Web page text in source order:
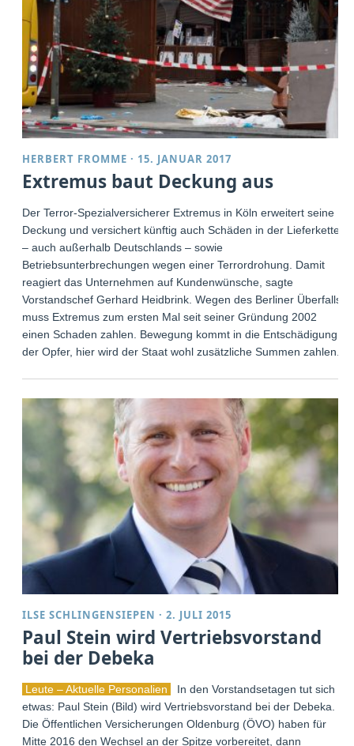
HERBERT FROMME · 15. JANUAR 2017
Extremus baut Deckung aus
Der Terror-Spezialversicherer Extremus in Köln erweitert seine
Deckung und versichert künftig auch Schäden in der Lieferkette
– auch außerhalb Deutschlands – sowie
Betriebsunterbrechungen wegen einer Terrordrohung. Damit
reagiert das Unternehmen auf Kundenwünsche, sagte
Vorstandschef Gerhard Heidbrink. Wegen des Berliner Überfalls
muss Extremus zum ersten Mal seit seiner Gründung 2002
einen Schaden zahlen. Bewegung kommt in die Entschädigung
der Opfer, hier wird der Staat wohl zusätzliche Summen zahlen.
ILSE SCHLINGENSIEPEN ·2. JULI 2015
Paul Stein wird Vertriebsvorstand
bei der Debeka
Leute – Aktuelle Personalien
In den Vorstandsetagen tut sich
etwas: Paul Stein (Bild) wird Vertriebsvorstand bei der Debeka.
Die Öffentlichen Versicherungen Oldenburg (ÖVO) haben für
Mitte 2016 den Wechsel an der Spitze vorbereitet, dann